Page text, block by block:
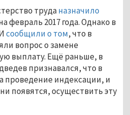
труданазначило
февраль 2017 года. Однако в
сообщили о том, что в
вопрос о замене
выплату. Ещё раньше, в
признавался, что в
проведение индексации, и
появятся, осуществить эту